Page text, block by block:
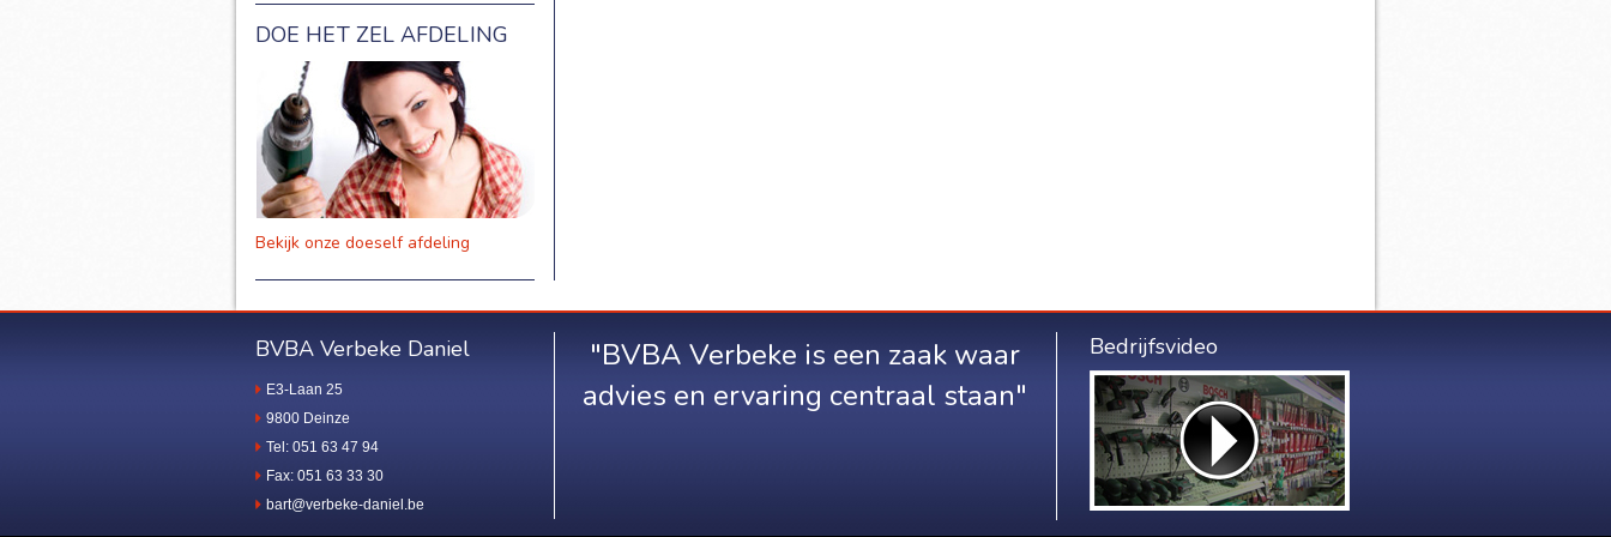
DOE HET ZEL AFDELING
Bekijk onze doeself afdeling
BVBA Verbeke Daniel
E3-Laan 25
9800 Deinze
Tel: 051 63 47 94
Fax: 051 63 33 30
bart@verbeke-daniel.be
"BVBA Verbeke is een zaak waar
advies en ervaring centraal staan"
Bedrijfsvideo